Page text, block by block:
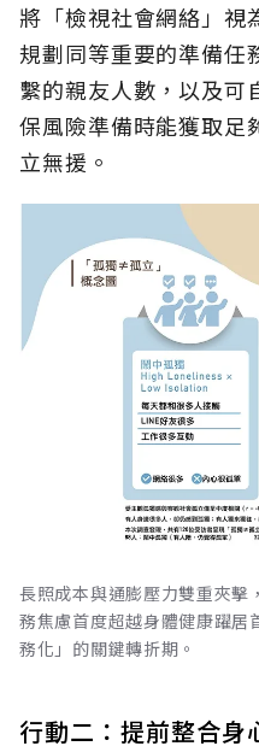
將「檢視社會網絡」視
規劃同等重要的準備任
繫的親友人數，以及可
保風險準備時能獲取足
立無援。
長照成本與通膨壓力雙重夾擊
務焦慮首度超越身體健康躍居
務化」的關鍵轉折期。
行動二：提前整合身